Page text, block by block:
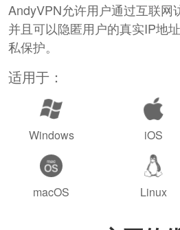
AndyVPN允许用户通过互联网
并且可以隐匿用户的真实IP地
私保护。
适用于：
Windows iOS
macOS Linux